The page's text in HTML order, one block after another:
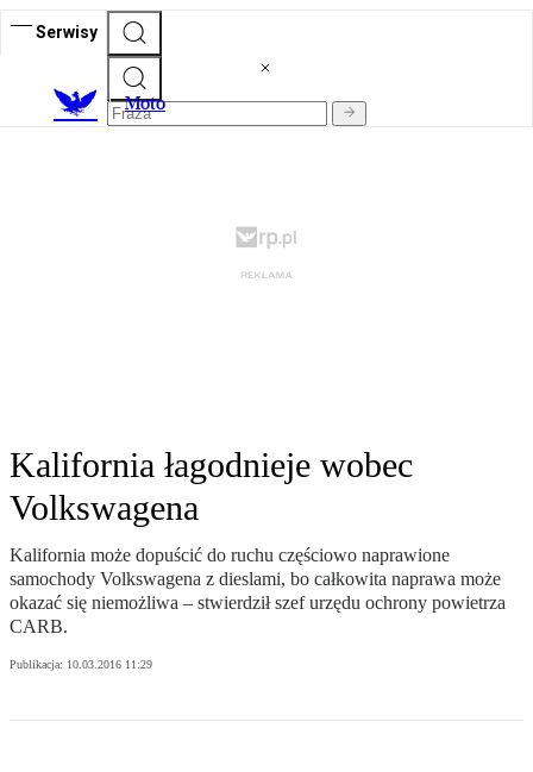
Serwisy
Moto
Kalifornia łagodnieje wobec
Volkswagena
Kalifornia może dopuścić do ruchu częściowo naprawione
samochody Volkswagena z dieslami, bo całkowita naprawa może
okazać się niemożliwa – stwierdził szef urzędu ochrony powietrza
CARB.
Publikacja: 10.03.2016 11:29